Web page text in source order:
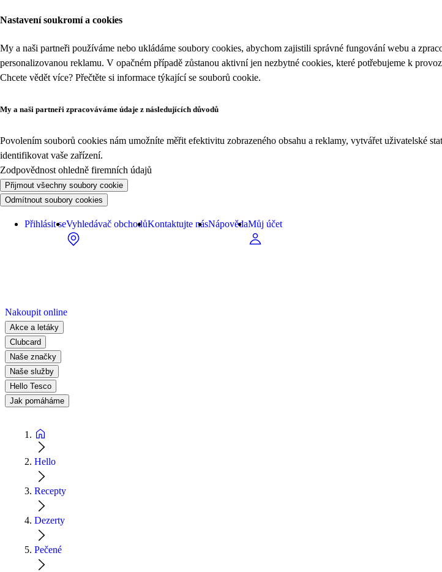
Nastavení soukromí a cookies
My a naši partneři používáme nebo ukládáme soubory cookies, abychom zajistili správné fungování webu a
personalizovanou reklamu. V opačném případě zůstanou aktivní jen nezbytné cookies, které potřebujeme k
Chcete vědět více? Přečtěte si informace týkající se souborů cookie.
My a naši partneři zpracováváme údaje z následujících důvodů
Povolením souborů cookies nám umožníte měřit efektivitu zobrazeného obsahu a reklamy, vytvářet uživatelské
identifikovat vaše zařízení.
Zodpovědnost ohledně firemních údajů
Přijmout všechny soubory cookie
Odmítnout soubory cookies
Přihlásit seVyhledávač obchodůKontaktujte násNápovědaMůj účet
Nakoupit online
Akce a letáky
Clubcard
Naše značky
Naše služby
Hello Tesco
Jak pomáháme
Hello
Recepty
Dezerty
Pečené